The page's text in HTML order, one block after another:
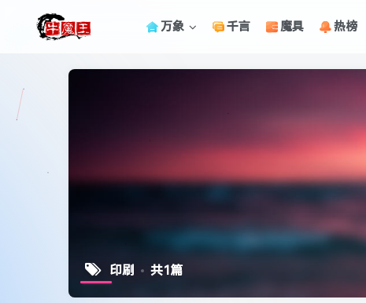
万象 千言 魔具 热榜
印刷 共1篇